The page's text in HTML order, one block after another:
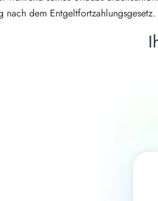
nach dem Entgeltfortzahlungsgesetz.